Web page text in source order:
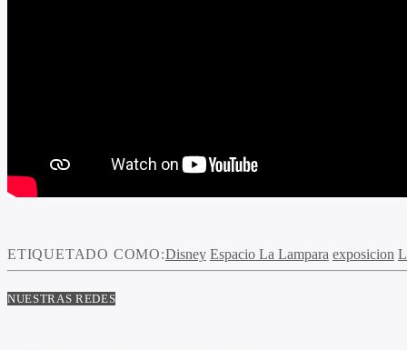
ETIQUETADO COMO:Disney Espacio La Lampara exposicion
NUESTRAS REDES